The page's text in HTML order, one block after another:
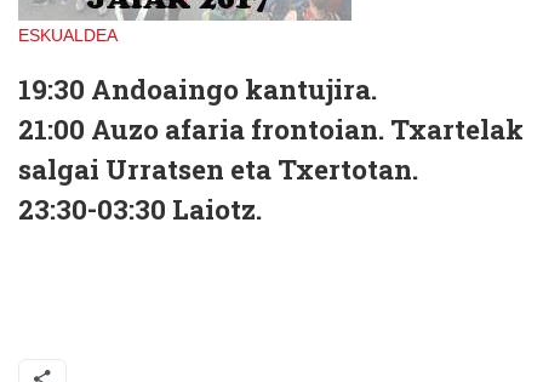
ESKUALDEA
19:30 Andoaingo kantujira.
21:00 Auzo afaria frontoian. Txartelak
salgai Urratsen eta Txertotan.
23:30-03:30 Laiotz.